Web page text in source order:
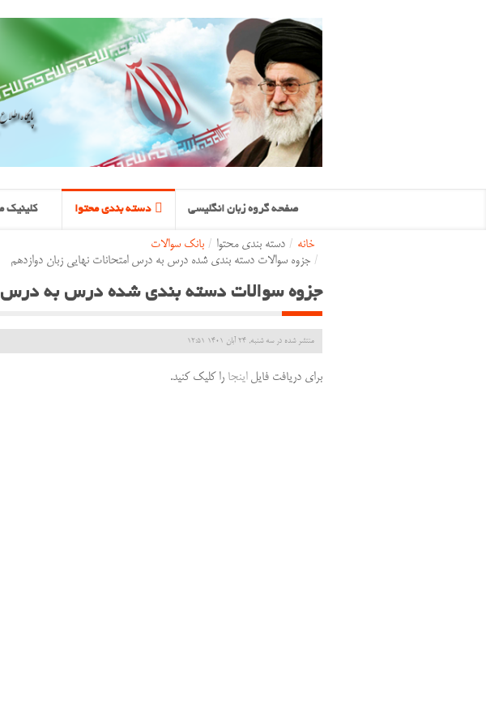
صفحه گروه زبان انگلیسی دسته بندی محتوا کلینیک
خانه / دسته بندی محتوا / بانک سوالات
/ جزوه سوالات دسته بندی شده درس به درس امتحانات نهایی زبان دوازدهم
جزوه سوالات دسته بندی شده درس به درس
منتشر شده در سه شنبه, 24 آبان 1401 12:51
برای دریافت فایلاینجا را کلیک کنید.